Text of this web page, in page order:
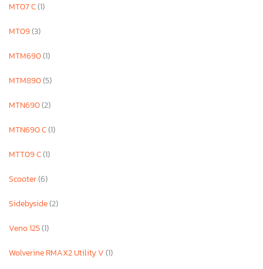
MT07 C(1)
MT09(3)
MTM690(1)
MTM890(5)
MTN690(2)
MTN690 C(1)
MTT09 C(1)
Scooter(6)
Sidebyside(2)
Veno 125(1)
Wolverine RMAX2 Utility V(1)